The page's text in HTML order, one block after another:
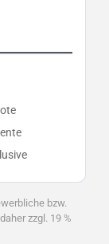
bzw.
zzgl. 19 %